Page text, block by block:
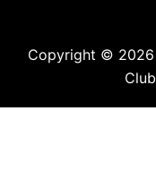
Copyright © 2026